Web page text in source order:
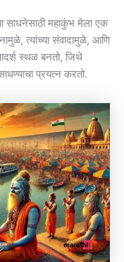
साधनेसाठी महाकुंभ मेला एक
त्यांच्या संवादामुळे, आणि
स्थळ बनतो, जिथे
प्रयत्न करतो.